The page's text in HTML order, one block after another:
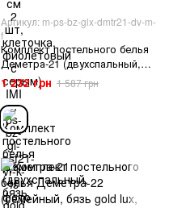
Артикул: m-ps-bz-glx-dmtr21-dv-m-
f
Комплект постельного белья
Деметра-21 (двухспальный,
бязь gold lux, наволочки:
50х70 см 2 шт, клетка,
молочный с фиолетовым) IMI
1 232 грн 1 587 грн